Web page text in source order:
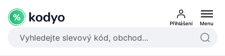
Přihlášení Menu